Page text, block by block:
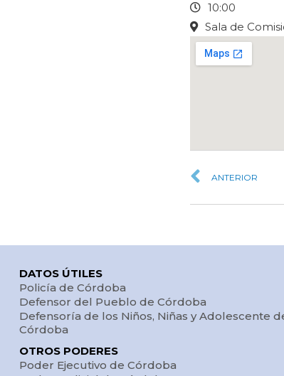
10:00
Sala de
ANTERIOR
DATOS ÚTILES
Policía de Córdoba
Defensor del Pueblo de Córdoba
Defensoría de los Niños, Niñas y Adolescente
Córdoba
OTROS PODERES
Poder Ejecutivo de Córdoba